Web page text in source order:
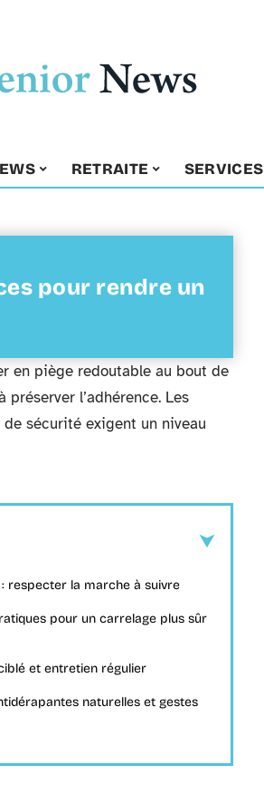
RETRAITE SERVICES
pour rendre un
en piège redoutable au bout de
l’adhérence. Les
sécurité exigent un niveau
respecter la marche à suivre
pour un carrelage plus sûr
et entretien régulier
naturelles et gestes